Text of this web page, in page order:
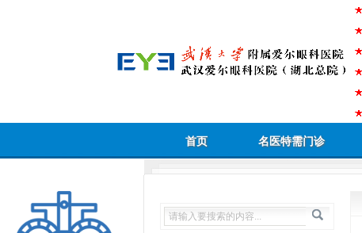
首页 名医特需门诊